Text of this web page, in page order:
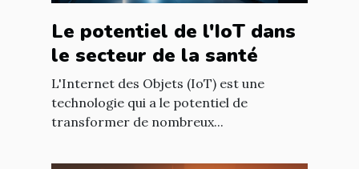
Le potentiel de l'IoT dans
le secteur de la santé
L'Internet des Objets (IoT) est une
technologie qui a le potentiel de
transformer de nombreux...